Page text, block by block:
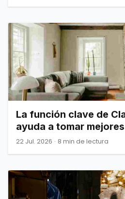
La función clave de
ayuda a tomar
22 Jul. 2026 · 8 min de lectura